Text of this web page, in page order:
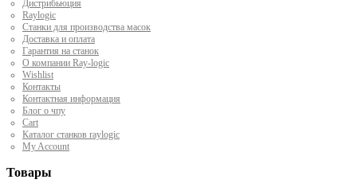
Дистрибьюция
Raylogic
Станки для производства масок
Доставка и оплата
Гарантия на станок
О компании Ray-logic
Wishlist
Контакты
Контактная информация
Блог о чпу
Cart
Каталог станков raylogic
My Account
Товары